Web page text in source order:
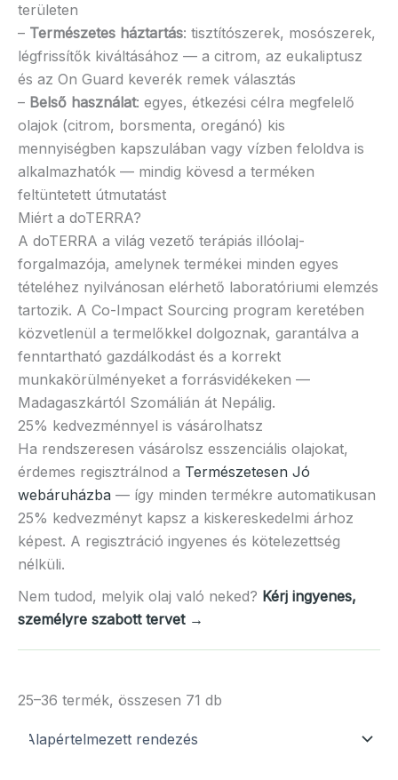
területen
– Természetes háztartás: tisztítószerek, mosószerek,
légfrissítők kiváltásához — a citrom, az eukaliptusz
és az On Guard keverék remek választás
– Belső használat: egyes, étkezési célra megfelelő
olajok (citrom, borsmenta, oregánó) kis
mennyiségben kapszulában vagy vízben feloldva is
alkalmazhatók — mindig kövesd a terméken
feltüntetett útmutatást
Miért a doTERRA?
A doTERRA a világ vezető terápiás illóolaj-
forgalmazója, amelynek termékei minden egyes
tételéhez nyilvánosan elérhető laboratóriumi elemzés
tartozik. A Co-Impact Sourcing program keretében
közvetlenül a termelőkkel dolgoznak, garantálva a
fenntartható gazdálkodást és a korrekt
munkakörülményeket a forrásvidékeken —
Madagaszkártól Szomálián át Nepálig.
25% kedvezménnyel is vásárolhatsz
Ha rendszeresen vásárolsz esszenciális olajokat,
érdemes regisztrálnod a Természetesen Jó
webáruházba — így minden termékre automatikusan
25% kedvezményt kapsz a kiskereskedelmi árhoz
képest. A regisztráció ingyenes és kötelezettség
nélküli.
Nem tudod, melyik olaj való neked? Kérj ingyenes,
személyre szabott tervet →
25–36 termék, összesen 71 db